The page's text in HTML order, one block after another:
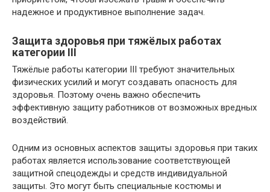
надежное и продуктивное выполнение задач.
Защита здоровья при тяжёлых работах
категории III
Тяжёлые работы категории III требуют значительных
физических усилий и могут создавать опасность для
здоровья. Поэтому очень важно обеспечить
эффективную защиту работников от возможных вредных
воздействий.
Одним из основных аспектов защиты здоровья при таких
работах является использование соответствующей
защитной спецодежды и средств индивидуальной
защиты. Это могут быть специальные костюмы и